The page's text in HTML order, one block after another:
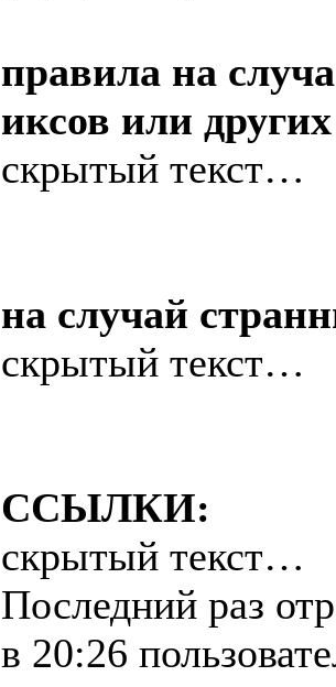
правила на
иксов или
скрытый текст…
на случай
скрытый текст…
ССЫЛКИ:
скрытый текст…
Последний раз
в 20:26